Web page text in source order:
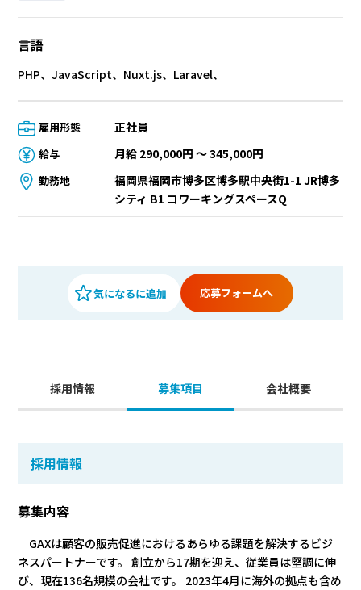
言語
PHP、JavaScript、Nuxt.js、Laravel、
雇用形態 正社員
給与 月給 290,000円 〜 345,000円
勤務地
福岡県福岡市博多区博多駅中央街1-1 JR博多
シティ B1 コワーキングスペースQ
応募フォームへ
採用情報 募集項目 会社概要
採用情報
募集内容
GAXは顧客の販売促進におけるあらゆる課題を解決するビジ
ネスパートナーです。 創立から17期を迎え、従業員は堅調に伸
び、現在136名規模の会社です。 2023年4月に海外の拠点も含め